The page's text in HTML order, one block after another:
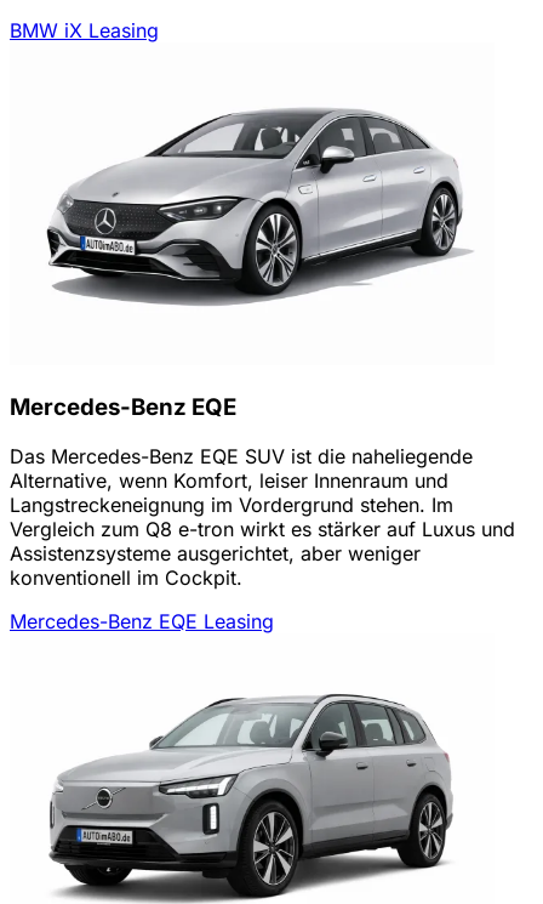
BMW iX Leasing
Mercedes-Benz EQE
Das Mercedes-Benz EQE SUV ist die naheliegende
Alternative, wenn Komfort, leiser Innenraum und
Langstreckeneignung im Vordergrund stehen. Im
Vergleich zum Q8 e-tron wirkt es stärker auf Luxus und
Assistenzsysteme ausgerichtet, aber weniger
konventionell im Cockpit.
Mercedes-Benz EQE Leasing